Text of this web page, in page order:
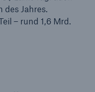
des Jahres.
– rund 1,6 Mrd.